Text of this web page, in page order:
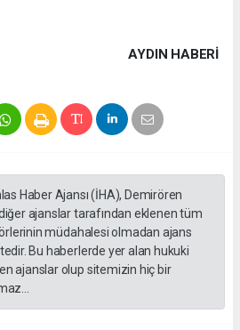
AYDIN HABERİ
Haber Ajansı (İHA), Demirören
ajanslar tarafından eklenen tüm
müdahalesi olmadan ajans
Bu haberlerde yer alan hukuki
ajanslar olup sitemizin hiç bir